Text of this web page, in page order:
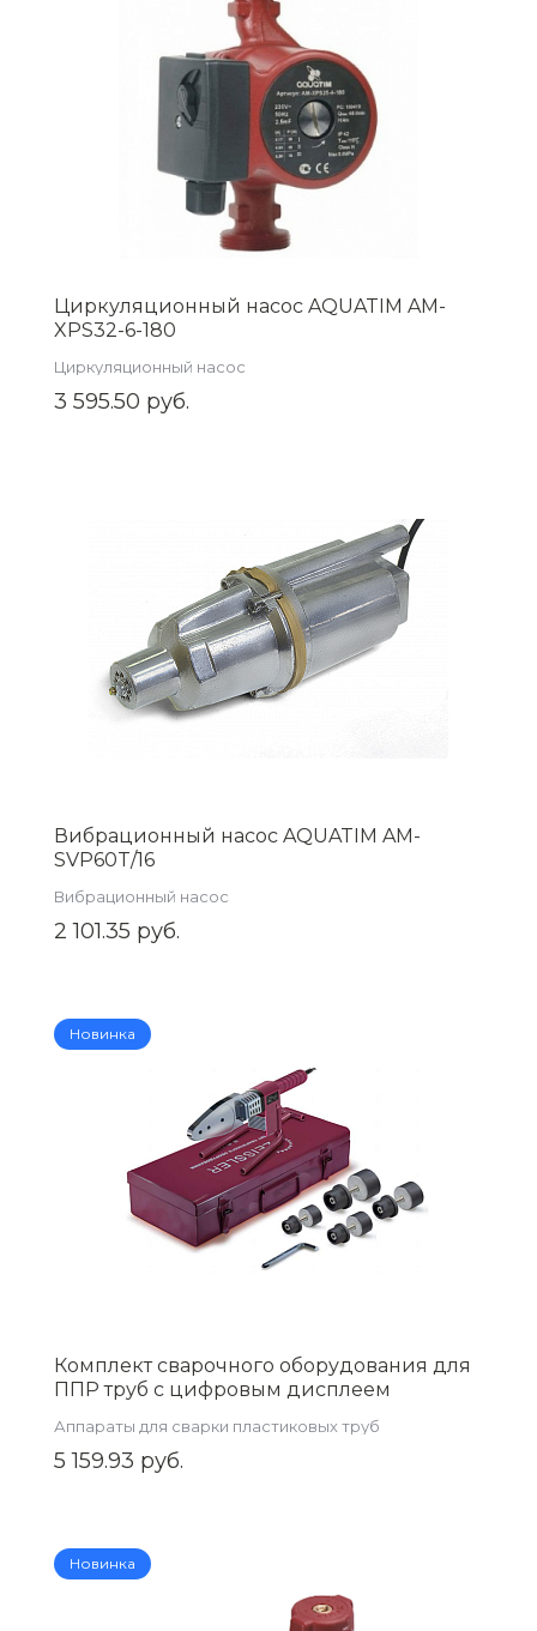
Циркуляционный насос AQUATIM AM-
XPS32-6-180
Циркуляционный насос
3 595.50 руб.
Вибрационный насос AQUATIM AM-
SVP60T/16
Вибрационный насос
2 101.35 руб.
Новинка
Комплект сварочного оборудования для
ППР труб с цифровым дисплеем
ZTp.901.022040
Аппараты для сварки пластиковых труб
5 159.93 руб.
Новинка